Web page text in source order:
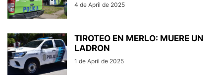
4 de April de 2025
TIROTEO EN MERLO: MUERE UN
LADRON
1 de April de 2025